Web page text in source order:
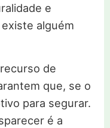
e
alguém
de
que, se o
para segurar.
é a